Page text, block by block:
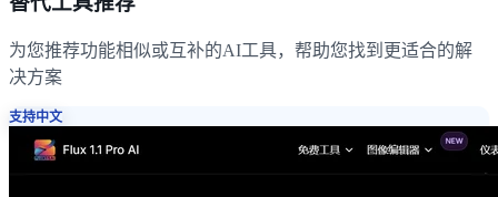
为您推荐功能相似或互补的AI工具，帮助您找到更适合的解
决方案
支持中文